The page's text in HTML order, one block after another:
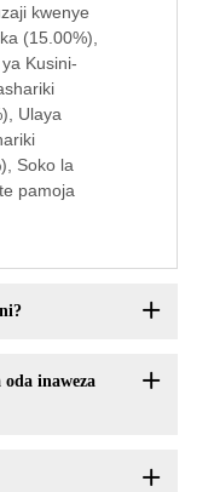
kwenye
(15.00%),
Kusini-
Ulaya
Soko la
pamoja
inaweza